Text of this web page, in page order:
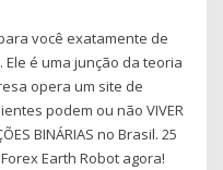
você exatamente de
é uma junção da teoria
opera um site de
podem ou não VIVER
BINÁRIAS no Brasil. 25
Earth Robot agora!